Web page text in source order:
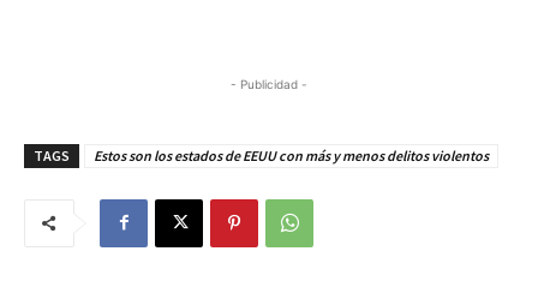
- Publicidad -
TAGS Estos son los estados de EEUU con más y menos delitos violentos